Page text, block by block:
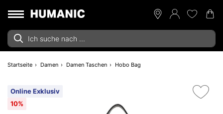
Startseite Damen Damen Taschen Hobo Bag
Online Exklusiv
10%